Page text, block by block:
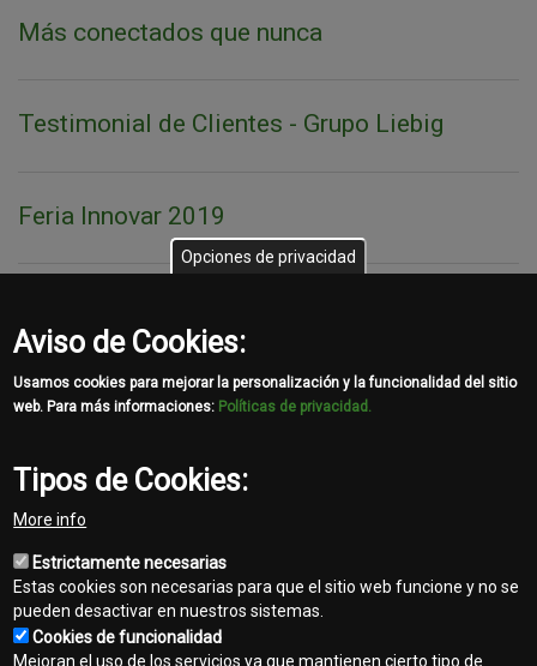
Más conectados que nunca
Testimonial de Clientes - Grupo Liebig
Feria Innovar 2019
Video Institucional - Automaq John Deere
Inauguración Sede Central
Opciones de privacidad
Aviso de Cookies:
Usamos cookies para mejorar la personalización y la funcionalidad del sitio
web. Para más informaciones: Políticas de privacidad.
Tipos de Cookies:
More info
Estrictamente necesarias
Estas cookies son necesarias para que el sitio web funcione y no se
pueden desactivar en nuestros sistemas.
Cookies de funcionalidad
Mejoran el uso de los servicios ya que mantienen cierto tipo de